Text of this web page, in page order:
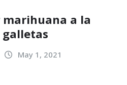
a la
May 1, 2021